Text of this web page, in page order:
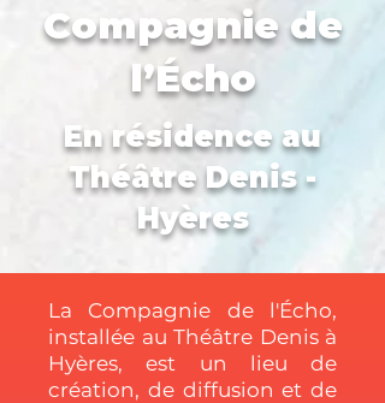
Compagnie de
l’Écho
En résidence au
Théâtre Denis -
Hyères
La Compagnie de l'Écho,
installée au Théâtre Denis à
Hyères, est un lieu de
création, de diffusion et de